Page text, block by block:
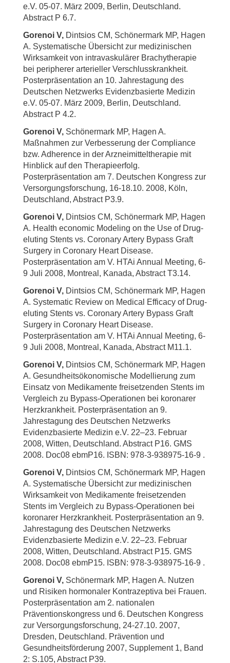
e.V. 05-07. März 2009, Berlin, Deutschland.
Abstract P 6.7.
Gorenoi V, Dintsios CM, Schönermark MP, Hagen
A. Systematische Übersicht zur medizinischen
Wirksamkeit von intravaskulärer Brachytherapie
bei peripherer arterieller Verschlusskrankheit.
Posterpräsentation an 10. Jahrestagung des
Deutschen Netzwerks Evidenzbasierte Medizin
e.V. 05-07. März 2009, Berlin, Deutschland.
Abstract P 4.2.
Gorenoi V, Schönermark MP, Hagen A.
Maßnahmen zur Verbesserung der Compliance
bzw. Adherence in der Arzneimitteltherapie mit
Hinblick auf den Therapieerfolg.
Posterpräsentation am 7. Deutschen Kongress zur
Versorgungsforschung, 16-18.10. 2008, Köln,
Deutschland, Abstract P3.9.
Gorenoi V, Dintsios CM, Schönermark MP, Hagen
A. Health economic Modeling on the Use of Drug-
eluting Stents vs. Coronary Artery Bypass Graft
Surgery in Coronary Heart Disease.
Posterpräsentation am V. HTAi Annual Meeting, 6-
9 Juli 2008, Montreal, Kanada, Abstract T3.14.
Gorenoi V, Dintsios CM, Schönermark MP, Hagen
A. Systematic Review on Medical Efficacy of Drug-
eluting Stents vs. Coronary Artery Bypass Graft
Surgery in Coronary Heart Disease.
Posterpräsentation am V. HTAi Annual Meeting, 6-
9 Juli 2008, Montreal, Kanada, Abstract M11.1.
Gorenoi V, Dintsios CM, Schönermark MP, Hagen
A. Gesundheitsökonomische Modellierung zum
Einsatz von Medikamente freisetzenden Stents im
Vergleich zu Bypass-Operationen bei koronarer
Herzkrankheit. Posterpräsentation an 9.
Jahrestagung des Deutschen Netzwerks
Evidenzbasierte Medizin e.V. 22–23. Februar
2008, Witten, Deutschland. Abstract P16. GMS
2008. Doc08 ebmP16. ISBN: 978-3-938975-16-9 .
Gorenoi V, Dintsios CM, Schönermark MP, Hagen
A. Systematische Übersicht zur medizinischen
Wirksamkeit von Medikamente freisetzenden
Stents im Vergleich zu Bypass-Operationen bei
koronarer Herzkrankheit. Posterpräsentation an 9.
Jahrestagung des Deutschen Netzwerks
Evidenzbasierte Medizin e.V. 22–23. Februar
2008, Witten, Deutschland. Abstract P15. GMS
2008. Doc08 ebmP15. ISBN: 978-3-938975-16-9 .
Gorenoi V, Schönermark MP, Hagen A. Nutzen
und Risiken hormonaler Kontrazeptiva bei Frauen.
Posterpräsentation am 2. nationalen
Präventionskongress und 6. Deutschen Kongress
zur Versorgungsforschung, 24-27.10. 2007,
Dresden, Deutschland. Prävention und
Gesundheitsförderung 2007, Supplement 1, Band
2: S.105, Abstract P39.